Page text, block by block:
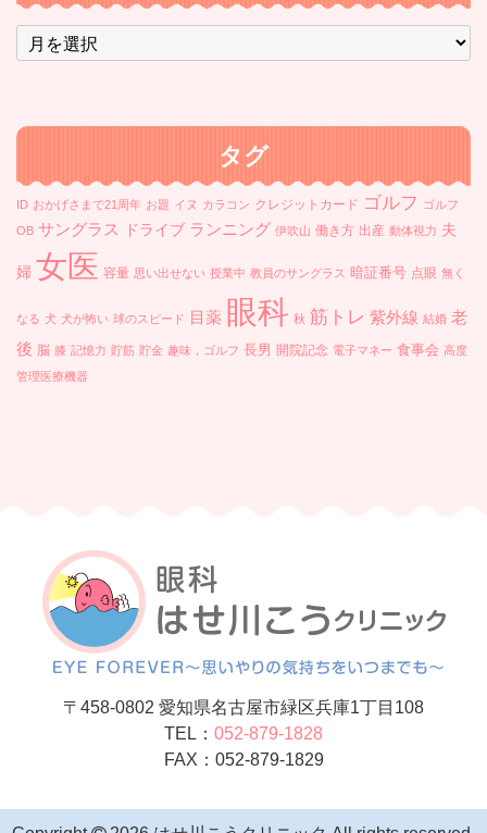
ア
ー
ブ
タグ
ID おかげさまで21周年 お題 イヌ カラコン クレジットカード ゴルフ ゴルフ
OB サングラス ドライブ ランニング 伊吹山 働き方 出産 動体視力 夫
婦 女医 容量 思い出せない 授業中 教員のサングラス 暗証番号 点眼 無く
なる 犬 犬が怖い 球のスピード 目薬 眼科 秋 筋トレ 紫外線 結婚 老
後 脳 膝 記憶力 貯筋 貯金 趣味，ゴルフ 長男 開院記念 電子マネー 食事会 高度
管理医療機器
〒458-0802 愛知県名古屋市緑区兵庫1丁目108
TEL： 052-879-1828
FAX：052-879-1829